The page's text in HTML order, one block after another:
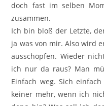
doch fast im selben
zusammen.
Ich bin bloß der Letzte,
ja was von mir. Also wird
ausschöpfen. Wieder
ich nur da raus? Man
Einfach weg. Sich
keiner mehr, wenn ich